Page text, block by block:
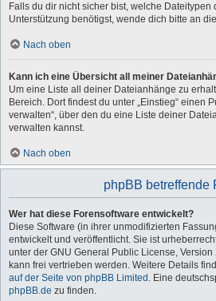
Falls du dir nicht sicher bist, welche
Unterstützung benötigst, wende dich bitte an
Nach oben
Kann ich eine Übersicht all meiner
Um eine Liste all deiner Dateianhänge zu
Bereich. Dort findest du unter „Einstieg“ einen
verwalten“, über den du eine Liste deiner
verwalten kannst.
Nach oben
phpBB betreffende
Wer hat diese Forensoftware entwickelt?
Diese Software (in ihrer unmodifizierten
entwickelt und veröffentlicht. Sie ist
unter der GNU General Public License, Version
kann frei vertrieben werden. Weitere Details
auf der Seite von phpBB Limited . Eine
phpBB.de zu finden.